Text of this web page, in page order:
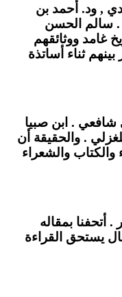
, ود. أحمد بن
. سالم الحسن
غامد ووثائقهم
ثناء أساتذة
. ابن صبيا
. والحقيقة أن
والكتاب والشعراء
أتحفنا بمقاله
يستحق القراءة